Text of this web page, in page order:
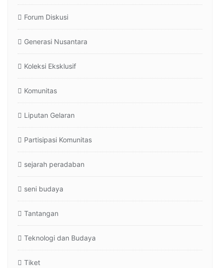
Forum Diskusi
Generasi Nusantara
Koleksi Eksklusif
Komunitas
Liputan Gelaran
Partisipasi Komunitas
sejarah peradaban
seni budaya
Tantangan
Teknologi dan Budaya
Tiket